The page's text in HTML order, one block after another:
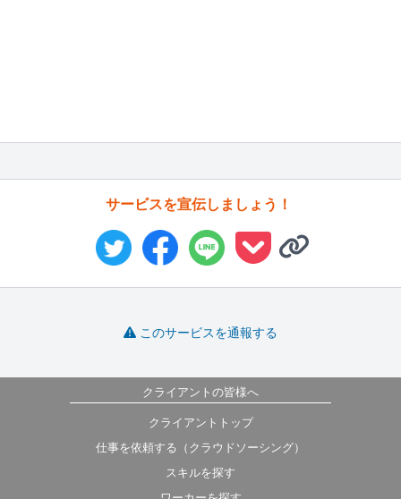
サービスを宣伝しましょう！
このサービスを通報する
クライアントの皆様へ
クライアントトップ
仕事を依頼する（クラウドソーシング）
スキルを探す